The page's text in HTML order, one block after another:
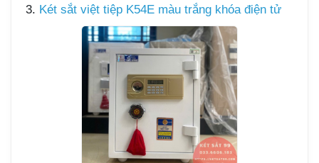
3. Két sắt việt tiệp K54E màu trắng khóa điện tử